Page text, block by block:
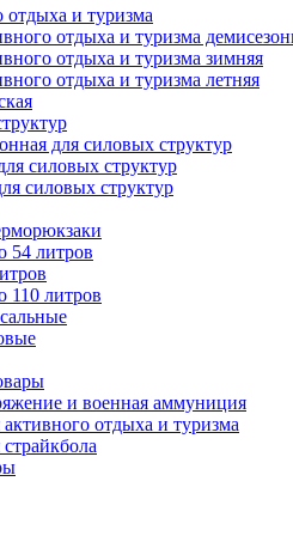
отдыха и туризма
отдыха и туризма
отдыха и туризма зимняя
отдыха и туризма летняя
для силовых структур
силовых структур
силовых структур
54 литров
110 литров
и военная аммуниция
отдыха и туризма